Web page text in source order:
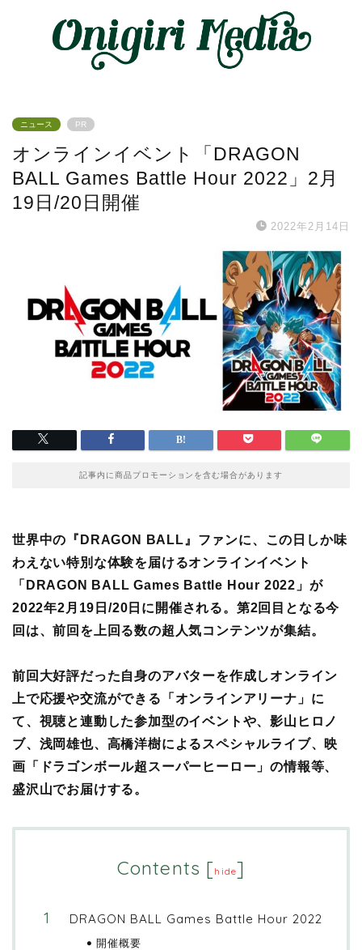
ニュース PR
オンラインイベント「DRAGON
BALL Games Battle Hour 2022」2月
19日/20日開催
2022年2月14日
記事内に商品プロモーションを含む場合があります
世界中の『DRAGON BALL』ファンに、この日しか味
わえない特別な体験を届けるオンラインイベント
「DRAGON BALL Games Battle Hour 2022」が
2022年2月19日/20日に開催される。第2回目となる今
回は、前回を上回る数の超人気コンテンツが集結。
前回大好評だった自身のアバターを作成しオンライン
上で応援や交流ができる「オンラインアリーナ」に
て、視聴と連動した参加型のイベントや、影山ヒロノ
ブ、浅岡雄也、高橋洋樹によるスペシャルライブ、映
画「ドラゴンボール超スーパーヒーロー」の情報等、
盛沢山でお届けする。
Contents [hide]
DRAGON BALL Games Battle Hour 2022
開催概要